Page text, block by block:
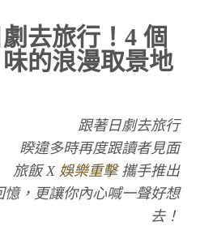
去旅行！4 個
的浪漫取景地
跟著日劇去旅行
睽違多時再度跟讀者見面
旅飯 X 娛樂重擊攜手推出
憶，更讓你內心喊一聲好想
去！